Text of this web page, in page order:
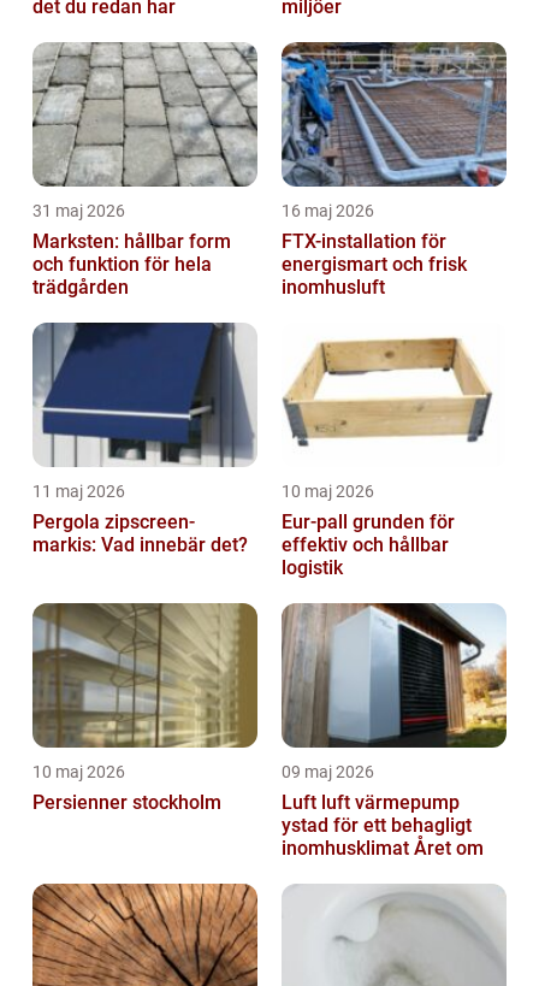
det du redan har
miljöer
31 maj 2026
Marksten: hållbar form
och funktion för hela
trädgården
16 maj 2026
FTX-installation för
energismart och frisk
inomhusluft
11 maj 2026
Pergola zipscreen-
markis: Vad innebär det?
10 maj 2026
Eur-pall grunden för
effektiv och hållbar
logistik
10 maj 2026
Persienner stockholm
09 maj 2026
Luft luft värmepump
ystad för ett behagligt
inomhusklimat Året om